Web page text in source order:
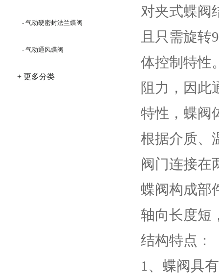
- 气动硬密封法兰蝶阀
- 气动通风蝶阀
+ 更多分类
对夹式蝶阀
且只需旋转
体控制特性
阻力，因此
特性，蝶阀
根据介质、
阀门连接在
蝶阀构成部
轴向长度短
结构特点：
1、蝶阀具